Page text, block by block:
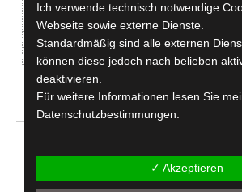
News
Kontakt + GB
Datenschutzerklärung
Impressum
travel-addicted since
Ich verwende technisch notwendige
Webseite sowie externe Dienste.
Standardmäßig sind alle externen
können diese jedoch nach belieben
deaktivieren.
Für weitere Informationen lesen Sie
Datenschutzbestimmungen.
✓ Akzeptieren